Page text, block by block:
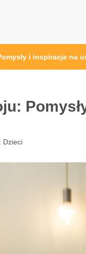
i inspiracje na
Dzieci